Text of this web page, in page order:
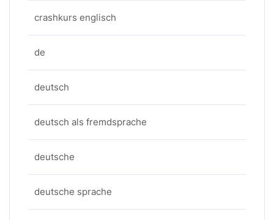
crashkurs englisch
de
deutsch
deutsch als fremdsprache
deutsche
deutsche sprache